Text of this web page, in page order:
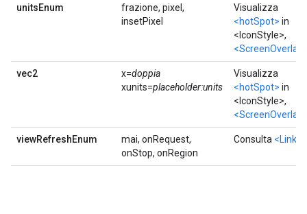
unitsEnum
frazione, pixel,
insetPixel
Visualizza
<hotSpot> in
<IconStyle>,
vec2 x=doppia
xunits=placeholder:units
Visualizza
<hotSpot> in
<IconStyle>,
viewRefreshEnum
mai, onRequest,
onStop, onRegion
Consulta <Link>